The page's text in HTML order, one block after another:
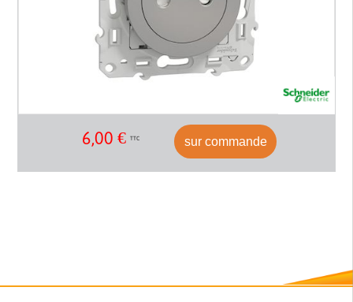
6,00 € TTC sur commande